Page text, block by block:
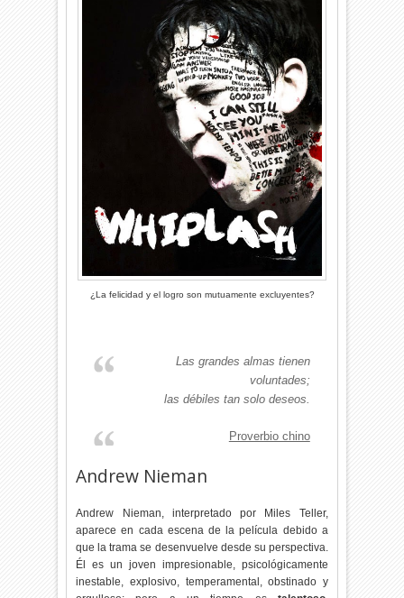
¿La felicidad y el logro son mutuamente excluyentes?
Las grandes almas tienen
voluntades;
las débiles tan solo deseos.
Proverbio chino
Andrew Nieman
Andrew Nieman, interpretado por Miles Teller,
aparece en cada escena de la película debido a
que la trama se desenvuelve desde su perspectiva.
Él es un joven impresionable, psicológicamente
inestable, explosivo, temperamental, obstinado y